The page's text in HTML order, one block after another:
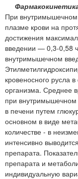
При внутримышечном
плазме крови на
достижения
введении — 0,3-0,58
внутримышечном
кровеносного русла
организма. Среднее
при
в печени путем
основном в виде
количестве - в
интенсивно
препарата.
препарата и
индивидуальную